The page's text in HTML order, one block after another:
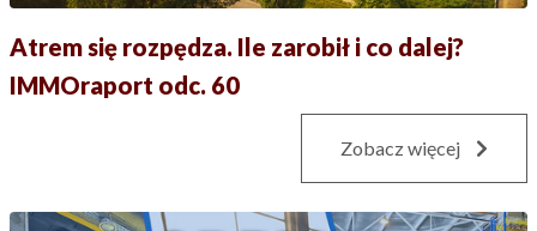
Atrem się rozpędza. Ile zarobił i co dalej?
IMMOraport odc. 60
Zobacz więcej